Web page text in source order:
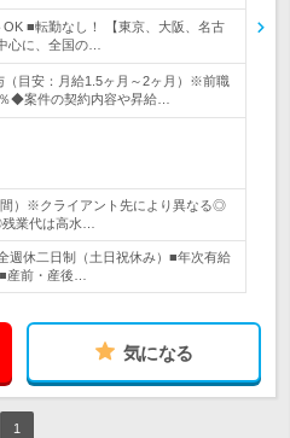
■転勤なし！ 【東京、大阪、名古
心に、全国の…
（目安：月給1.5ヶ月～2ヶ月）※前職
◆案件の契約内容や昇給…
）※クライアント先により異なる◎
業代は高水…
週休二日制（土日祝休み）■年次有給
産前・産後…
気になる
1